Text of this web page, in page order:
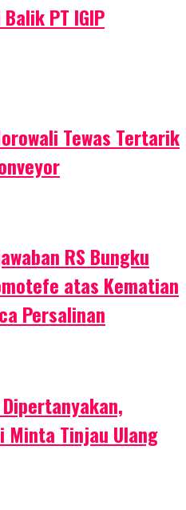
PT IGIP
Tewas Tertarik
RS Bungku
atas Kematian
Persalinan
Dipertanyakan,
Minta Tinjau Ulang